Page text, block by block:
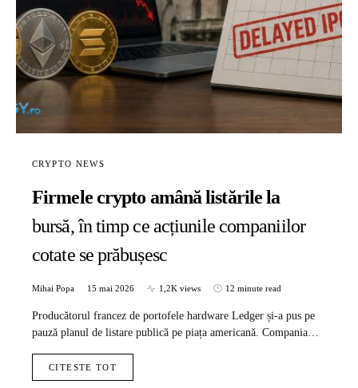
CRYPTO NEWS
Firmele crypto amână listările la
bursă, în timp ce acțiunile companiilor
cotate se prăbușesc
Mihai Popa 15 mai 2026 1,2K views 12 minute read
Producătorul francez de portofele hardware Ledger și-a pus pe
pauză planul de listare publică pe piața americană. Compania…
CITESTE TOT